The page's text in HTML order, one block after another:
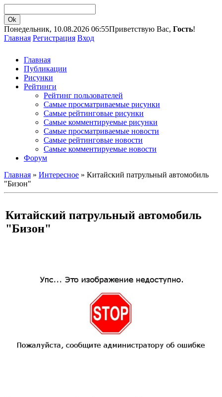
Понедельник, 10.08.2026 06:55Приветствую Вас, Гость!
Главная Регистрация Вход
Главная
Публикации
Рисунки
Рейтинги
Рейтинг пользователей
Самые просматриваемые рисунки
Самые рейтинговые рисунки
Самые комментируемые рисунки
Самые просматриваемые новости
Самые рейтинговые новости
Самые комментируемые новости
Форум
Главная » Интересное » Китайский патрульный автомобиль
"Бизон"
Китайский патрульный автомобиль
"Бизон"